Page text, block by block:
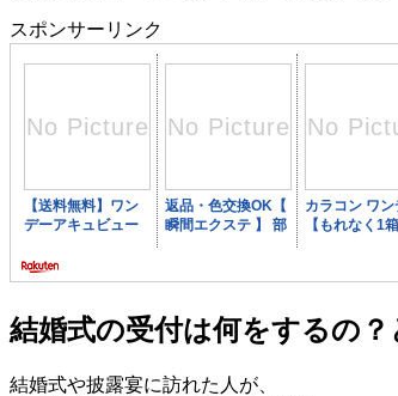
スポンサーリンク
結婚式の受付は何をするの
結婚式や披露宴に訪れた人が、